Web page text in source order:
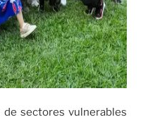
sectores vulnerables